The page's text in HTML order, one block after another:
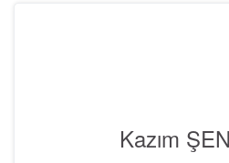
Kazım